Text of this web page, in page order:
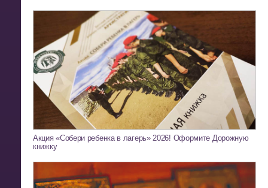
Акция «Собери ребенка в лагерь» 2026! Оформите Дорожную
книжку